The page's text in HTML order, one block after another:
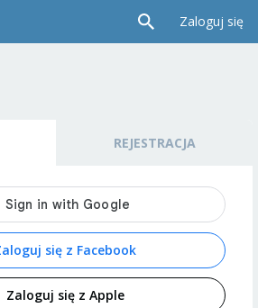
Zaloguj się
REJESTRACJA
się z Facebook
Zaloguj się z Apple